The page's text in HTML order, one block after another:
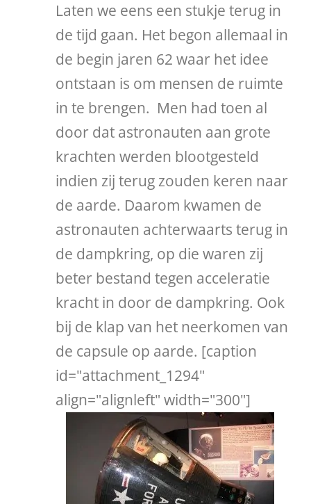
Laten we eens een stukje terug in
de tijd gaan. Het begon allemaal in
de begin jaren 62 waar het idee
ontstaan is om mensen de ruimte
in te brengen. Men had toen al
door dat astronauten aan grote
krachten werden blootgesteld
indien zij terug zouden keren naar
de aarde. Daarom kwamen de
astronauten achterwaarts terug in
de dampkring, op die waren zij
beter bestand tegen acceleratie
kracht in door de dampkring. Ook
bij de klap van het neerkomen van
de capsule op aarde. [caption
id="attachment_1294"
align="alignleft" width="300"]